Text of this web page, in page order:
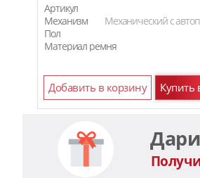
Артикул
Механизм
Механический с
Пол
Материал ремня
Добавить в корзину Купить